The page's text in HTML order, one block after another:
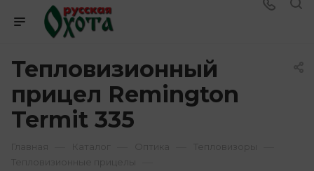
Тепловизионный
прицел Remington
Termit 335